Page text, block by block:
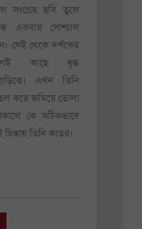
সংগ্রের ছবি তুলে
একবার সোশ্যাল
সেই থেকে দর্শকের
আছে বৃদ্ধ
এখন তিনি
করে জমিয়ে তোলা
কে সঠিকভাবে
তিনি কাতর।